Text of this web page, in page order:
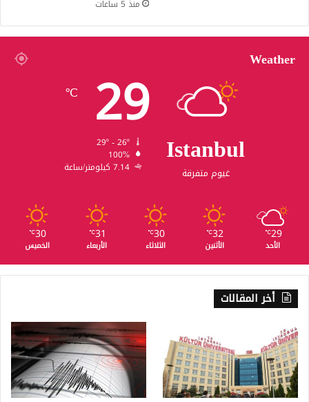
منذ 5 ساعات
Weather
Istanbul
غيوم متفرقة
29
℃
100%
7.14 كيلومتر/ساعة
29
℃
الأحد
32
℃
الأثنين
30
℃
الثلاثاء
31
℃
الأربعاء
30
℃
الخميس
أخر المقالات